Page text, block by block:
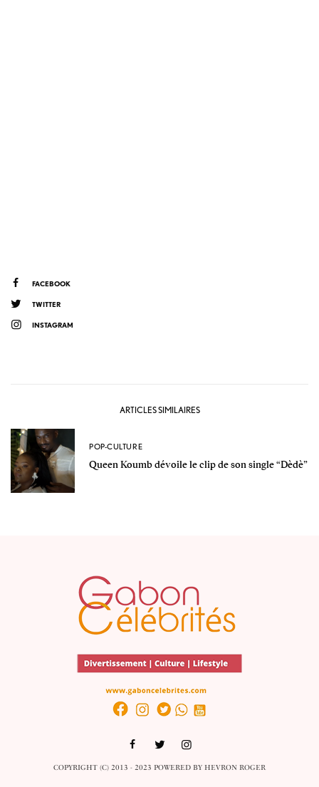
FACEBOOK
TWITTER
INSTAGRAM
ARTICLES SIMILAIRES
POP-CULTURE
Queen Koumb dévoile le clip de son single “Dèdè”
COPYRIGHT (C) 2013 - 2023 POWERED BYHEVRON ROGER